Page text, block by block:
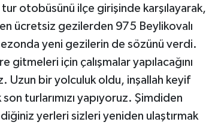
otobüsünü ilçe girişinde karşılayarak,
ücretsiz gezilerden 975 Beylikovalı
yeni gezilerin de sözünü verdi.
gitmeleri için çalışmalar yapılacağını
Uzun bir yolculuk oldu, inşallah keyif
son turlarımızı yapıyoruz. Şimdiden
yerleri sizleri yeniden ulaştırmak